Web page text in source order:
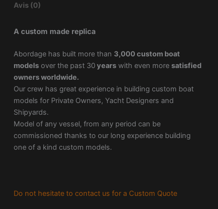
Avis (0)
A custom made replica
Abordage has built more than 3,000 custom boat
modelsover the past 30 yearswith even more satisfied
owners worldwide.
Our crew has great experience in building custom boat
models for Private Owners, Yacht Designers and
Shipyards.
Model of any vessel, from any period can be
commissioned thanks to our long experience building
one of a kind custom models.
Do not hesitate to contact us for a Custom Quote